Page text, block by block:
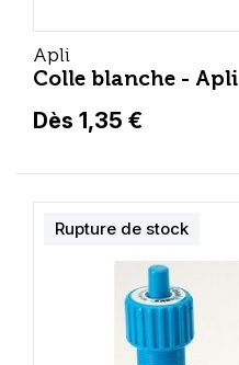
Apli
Colle blanche - Apli
Dès 1,35 €
Rupture de stock